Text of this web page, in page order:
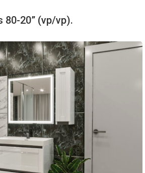
80-20” (vp/vp).